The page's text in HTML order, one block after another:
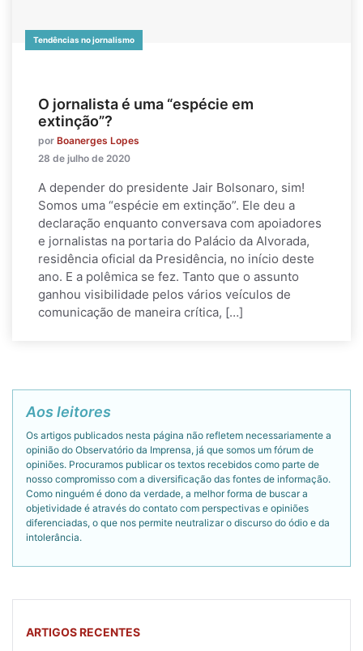
Tendências no jornalismo
O jornalista é uma “espécie em
extinção”?
por Boanerges Lopes
28 de julho de 2020
A depender do presidente Jair Bolsonaro, sim!
Somos uma “espécie em extinção”. Ele deu a
declaração enquanto conversava com apoiadores
e jornalistas na portaria do Palácio da Alvorada,
residência oficial da Presidência, no início deste
ano. E a polêmica se fez. Tanto que o assunto
ganhou visibilidade pelos vários veículos de
comunicação de maneira crítica, […]
Aos leitores
Os artigos publicados nesta página não refletem necessariamente a
opinião do Observatório da Imprensa, já que somos um fórum de
opiniões. Procuramos publicar os textos recebidos como parte de
nosso compromisso com a diversificação das fontes de informação.
Como ninguém é dono da verdade, a melhor forma de buscar a
objetividade é através do contato com perspectivas e opiniões
diferenciadas, o que nos permite neutralizar o discurso do ódio e da
intolerância.
ARTIGOS RECENTES